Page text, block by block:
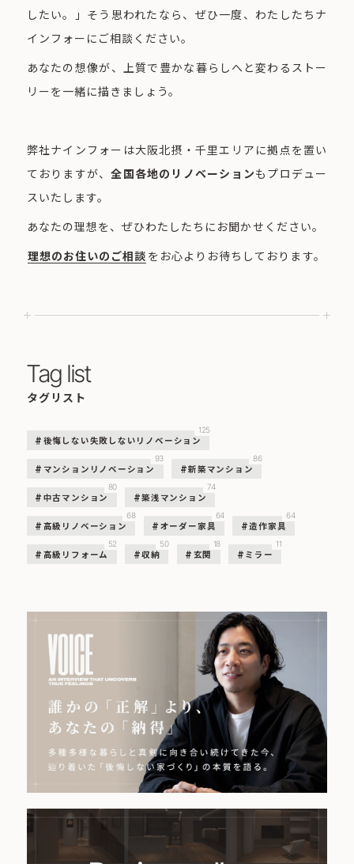
したい。」そう思われたなら、ぜひ一度、わたしたちナ
インフォーにご相談ください。
あなたの想像が、上質で豊かな暮らしへと変わるストー
リーを一緒に描きましょう。
弊社ナインフォーは大阪北摂・千里エリアに拠点を置い
ておりますが、全国各地のリノベーションもプロデュー
スいたします。
あなたの理想を、ぜひわたしたちにお聞かせください。
理想のお住いのご相談 をお心よりお待ちしております。
Tag list
タグリスト
後悔しない失敗しないリノベーション
125
マンションリノベーション
93
新築マンション
86
中古マンション
80
築浅マンション
74
高級リノベーション
68
オーダー家具
64
造作家具
64
高級リフォーム
52
収納
50
玄関
18
ミラー
11